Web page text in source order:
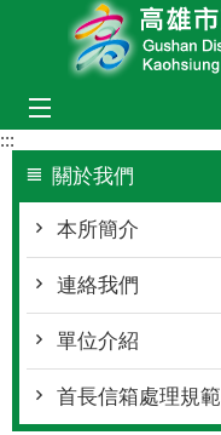
跳到主要內容區塊
:::
關於我們
本所簡介
連絡我們
單位介紹
首長信箱處理規範